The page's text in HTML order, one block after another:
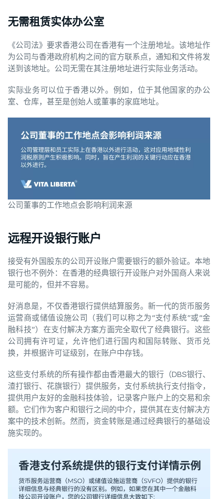
无需租赁实体办公室
《公司法》要求香港公司在香港有一个注册地址。该地址作
为公司与香港政府机构之间的官方联系点，通知和文件将发
送到该地址。公司无需在其注册地址进行实际业务活动。
实际业务可以位于香港以外。例如，位于其他国家的办公
室、仓库，甚至是创始人或董事的家庭地址。
公司董事的工作地点会影响利润来源
远程开设银行账户
接受有外国股东的公司开设账户需要银行的额外验证。本地
银行也不例外：在香港的经典银行开设账户对外国商人来说
是可能的，但并不容易。
好消息是，不仅香港银行提供结算服务。新一代的货币服务
运营商或储值设施公司（我们可以称之为“支付系统”或“金
融科技”）在支付解决方案方面完全取代了经典银行。这些
公司拥有许可证，允许他们进行国内和国际转账、货币兑
换，并根据许可证级别，在账户中存钱。
这些支付系统的所有操作都由香港最大的银行（DBS银行、
渣打银行、花旗银行）提供服务，支付系统执行支付指令，
提供用户友好的金融科技体验，记录客户账户上的交易和余
额。它们作为客户和银行之间的中介，提供其在支付解决方
案中的技术创新。然而，资金转账是通过经典银行的基础设
施实现的。